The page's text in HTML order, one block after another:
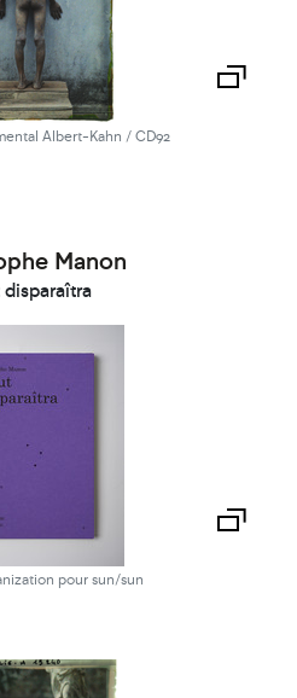
Albert-Kahn / CD92
Manon
pour sun/sun